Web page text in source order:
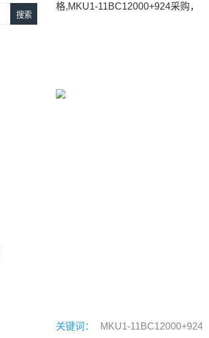
格,MKU1-11BC12000+924采购，
关键词： MKU1-11BC12000+924